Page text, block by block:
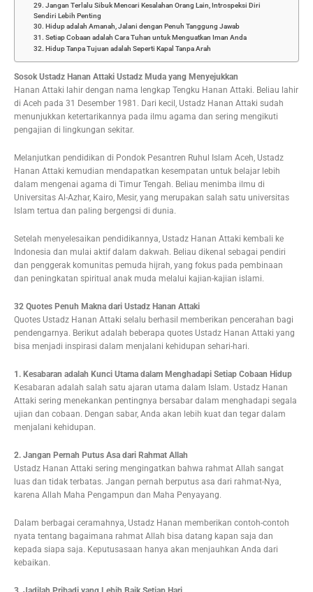
29. Jangan Terlalu Sibuk Mencari Kesalahan Orang Lain, Introspeksi Diri
Sendiri Lebih Penting
30. Hidup adalah Amanah, Jalani dengan Penuh Tanggung Jawab
31. Setiap Cobaan adalah Cara Tuhan untuk Menguatkan Iman Anda
32. Hidup Tanpa Tujuan adalah Seperti Kapal Tanpa Arah
Sosok Ustadz Hanan Attaki Ustadz Muda yang Menyejukkan
Hanan Attaki lahir dengan nama lengkap Tengku Hanan Attaki. Beliau lahir
di Aceh pada 31 Desember 1981. Dari kecil, Ustadz Hanan Attaki sudah
menunjukkan ketertarikannya pada ilmu agama dan sering mengikuti
pengajian di lingkungan sekitar.
Melanjutkan pendidikan di Pondok Pesantren Ruhul Islam Aceh, Ustadz
Hanan Attaki kemudian mendapatkan kesempatan untuk belajar lebih
dalam mengenai agama di Timur Tengah. Beliau menimba ilmu di
Universitas Al-Azhar, Kairo, Mesir, yang merupakan salah satu universitas
Islam tertua dan paling bergengsi di dunia.
Setelah menyelesaikan pendidikannya, Ustadz Hanan Attaki kembali ke
Indonesia dan mulai aktif dalam dakwah. Beliau dikenal sebagai pendiri
dan penggerak komunitas pemuda hijrah, yang fokus pada pembinaan
dan peningkatan spiritual anak muda melalui kajian-kajian islami.
32 Quotes Penuh Makna dari Ustadz Hanan Attaki
Quotes Ustadz Hanan Attaki selalu berhasil memberikan pencerahan bagi
pendengarnya. Berikut adalah beberapa quotes Ustadz Hanan Attaki yang
bisa menjadi inspirasi dalam menjalani kehidupan sehari-hari.
1. Kesabaran adalah Kunci Utama dalam Menghadapi Setiap Cobaan Hidup
Kesabaran adalah salah satu ajaran utama dalam Islam. Ustadz Hanan
Attaki sering menekankan pentingnya bersabar dalam menghadapi segala
ujian dan cobaan. Dengan sabar, Anda akan lebih kuat dan tegar dalam
menjalani kehidupan.
2. Jangan Pernah Putus Asa dari Rahmat Allah
Ustadz Hanan Attaki sering mengingatkan bahwa rahmat Allah sangat
luas dan tidak terbatas. Jangan pernah berputus asa dari rahmat-Nya,
karena Allah Maha Pengampun dan Maha Penyayang.
Dalam berbagai ceramahnya, Ustadz Hanan memberikan contoh-contoh
nyata tentang bagaimana rahmat Allah bisa datang kapan saja dan
kepada siapa saja. Keputusasaan hanya akan menjauhkan Anda dari
kebaikan.